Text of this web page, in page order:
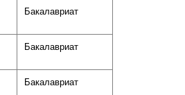
Бакалавриат
Бакалавриат
Бакалавриат